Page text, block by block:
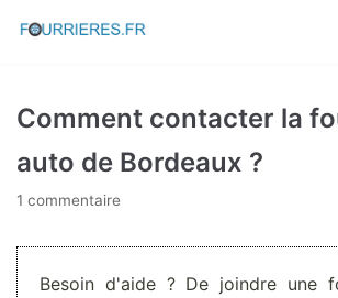
Aller
Comment contacter la
auto de Bordeaux ?
1 commentaire
Besoin d'aide ? De joindre une